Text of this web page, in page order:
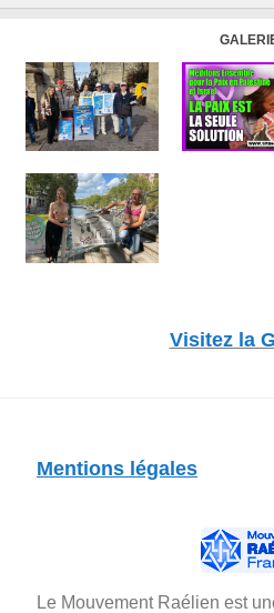
Visitez la
Mentions légales
Le Mouvement Raélien est